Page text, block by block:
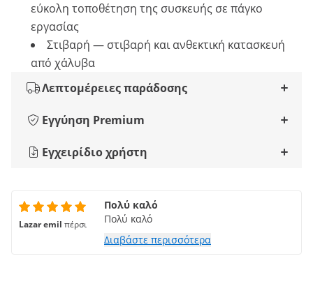
εύκολη τοποθέτηση της συσκευής σε πάγκο
εργασίας
Στιβαρή — στιβαρή και ανθεκτική κατασκευή
από χάλυβα
Λεπτομέρειες παράδοσης
Εγγύηση Premium
Εγχειρίδιο χρήστη
Lazar emil πέρσι
Πολύ καλό
Πολύ καλό
Διαβάστε περισσότερα